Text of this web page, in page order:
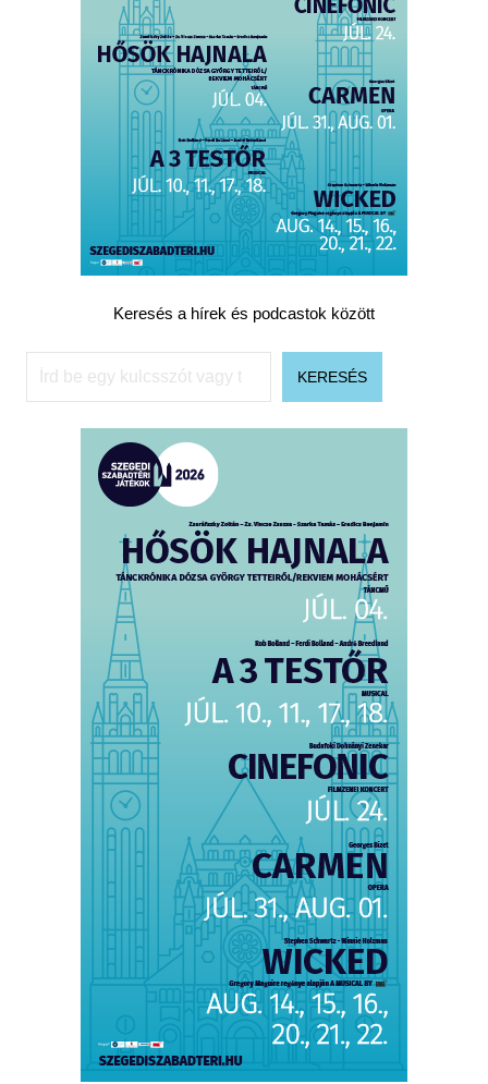
Keresés a hírek és podcastok között
Keresés
KERESÉS